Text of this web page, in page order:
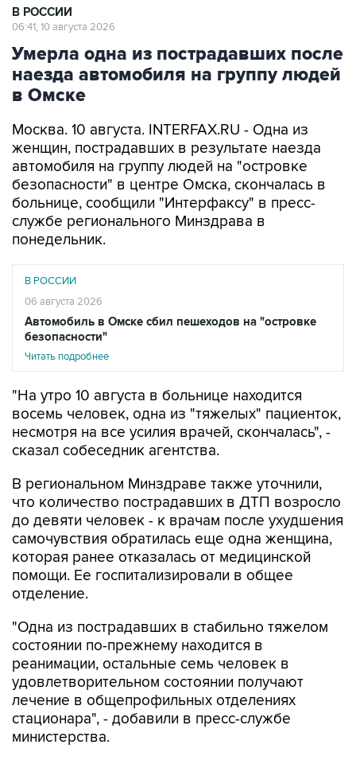
Умерла одна из пострадавших после
наезда автомобиля на группу людей
в Омске
Москва. 10 августа. INTERFAX.RU - Одна из
автомобиля на группу людей на "островке
безопасности" в центре Омска, скончалась в
больнице, сообщили "Интерфаксу" в пресс-
службе регионального Минздрава в
понедельник.
В РОССИИ
Автомобиль в Омске сбил пешеходов на "островке
безопасности"
Читать подробнее
"На утро 10 августа в больнице находится
несмотря на все усилия врачей, скончалась", -
сказал собеседник агентства.
В региональном Минздраве также уточнили,
до девяти человек - к врачам после ухудшения
самочувствия обратилась еще одна женщина,
которая ранее отказалась от медицинской
помощи. Ее госпитализировали в общее
отделение.
"Одна из пострадавших в стабильно тяжелом
реанимации, остальные семь человек в
удовлетворительном состоянии получают
лечение в общепрофильных отделениях
стационара", - добавили в пресс-службе
министерства.
Ранеесообщалось